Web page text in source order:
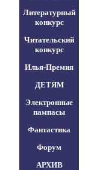
Литературный
конкурс
Читательский
конкурс
Илья-Премия
ДЕТЯМ
Электронные
пампасы
Фантастика
Форум
АРХИВ